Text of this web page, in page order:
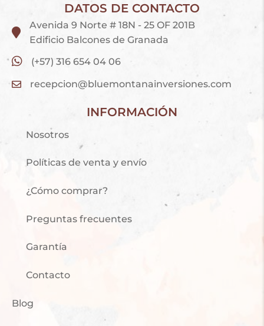
DATOS DE CONTACTO
Avenida 9 Norte # 18N - 25 OF 201B
Edificio Balcones de Granada
(+57) 316 654 04 06
recepcion@bluemontanainversiones.com
INFORMACIÓN
Nosotros
Políticas de venta y envío
¿Cómo comprar?
Preguntas frecuentes
Garantía
Contacto
Blog